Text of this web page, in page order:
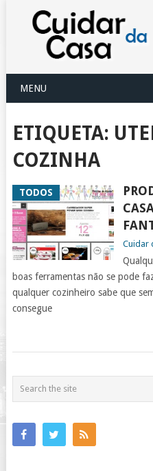
MENU
ETIQUETA:
COZINHA
TODOS
Cuidar
boas ferramentas não se pode
qualquer cozinheiro sabe que
consegue